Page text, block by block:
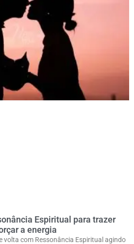
Espiritual para trazer
a energia
volta com Ressonância Espiritual agindo